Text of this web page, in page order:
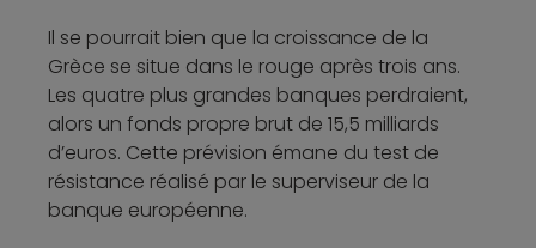
Il se pourrait bien que la croissance de la
Grèce se situe dans le rouge après trois ans.
Les quatre plus grandes banques perdraient,
alors un fonds propre brut de 15,5 milliards
d’euros. Cette prévision émane du test de
résistance réalisé par le superviseur de la
banque européenne.